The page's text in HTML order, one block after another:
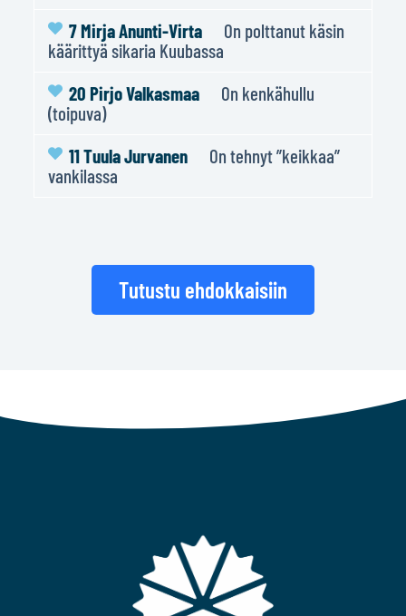
7 Mirja Anunti-Virta
On polttanut käsin
käärittyä sikaria Kuubassa
20 Pirjo Valkasmaa
On kenkähullu
(toipuva)
11 Tuula Jurvanen
On tehnyt ”keikkaa”
vankilassa
Tutustu ehdokkaisiin